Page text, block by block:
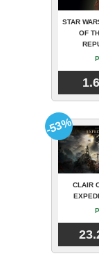
STAR
OF
CLAIR
-53%